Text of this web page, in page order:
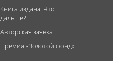
Книга издана. Что
дальше?
Авторская заявка
Премия «Золотой фонд»